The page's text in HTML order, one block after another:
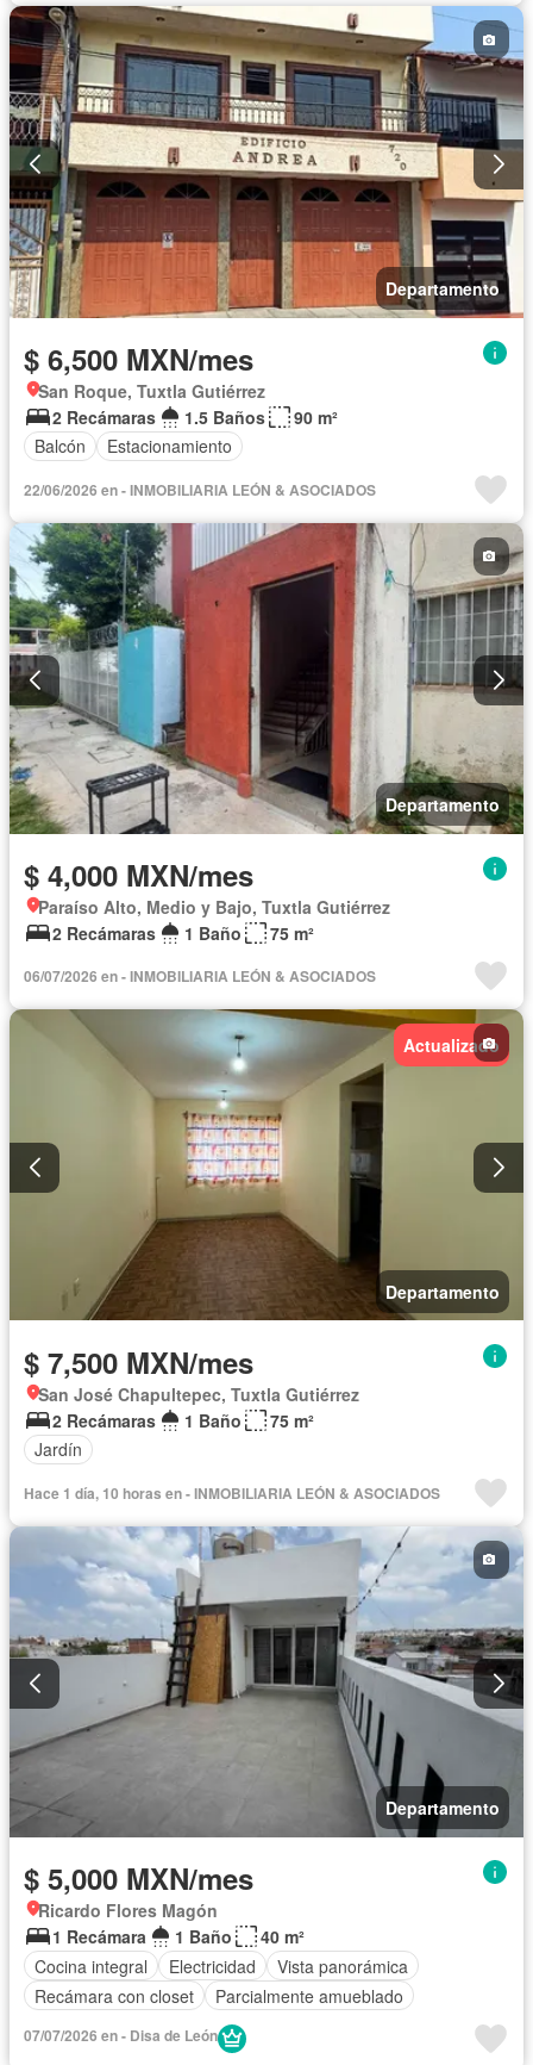
Departamento
$ 6,500 MXN/mes
San Roque, Tuxtla Gutiérrez
2 Recámaras
1.5 Baños
90 m²
Balcón
Estacionamiento
22/06/2026 en - INMOBILIARIA LEÓN & ASOCIADOS
Departamento
$ 4,000 MXN/mes
Paraíso Alto, Medio y Bajo, Tuxtla Gutiérrez
2 Recámaras
1 Baño 75 m²
06/07/2026 en - INMOBILIARIA LEÓN & ASOCIADOS
Actualizado
Departamento
$ 7,500 MXN/mes
San José Chapultepec, Tuxtla Gutiérrez
2 Recámaras
1 Baño
75 m²
Jardín
Hace 1 día, 10 horas en - INMOBILIARIA LEÓN & ASOCIADOS
Departamento
$ 5,000 MXN/mes
Ricardo Flores Magón
1 Recámara
1 Baño
40 m²
Cocina integral
Electricidad
Vista panorámica
Recámara con closet
Parcialmente amueblado
07/07/2026 en - Disa de León